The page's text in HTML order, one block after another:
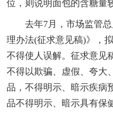
位，则说明面包的含糖量
去年7月，市场监管总
理办法(征求意见稿)》，
不得使人误解。征求意见
不得以欺骗、虚假、夸大
品，不得明示、暗示疾病
品不得明示、暗示具有保